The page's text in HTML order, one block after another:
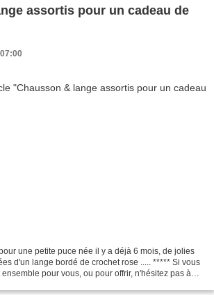
assortis pour un cadeau de
une petite puce née il y a déjà 6 mois, de jolies
d'un lange bordé de crochet rose ..... ***** Si vous
pour vous, ou pour offrir, n'hésitez pas à